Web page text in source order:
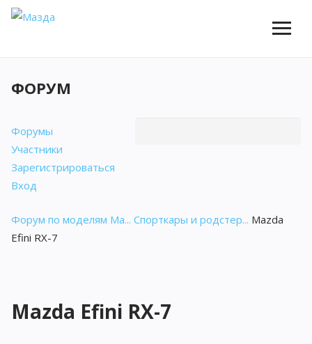
ФОРУМ
Форумы
Участники
Зарегистрироваться
Вход
Форум по моделям Ma... Спорткары и родстер... Mazda
Efini RX-7
Mazda Efini RX-7